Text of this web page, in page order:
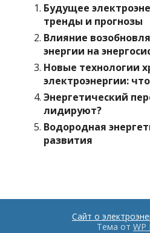
Будущее
тренды и прогнозы
Влияние
энергии на
Новые технологии
электроэнергии:
Энергетический
лидируют?
Водородная
развития
Сайт о
Тема от WP